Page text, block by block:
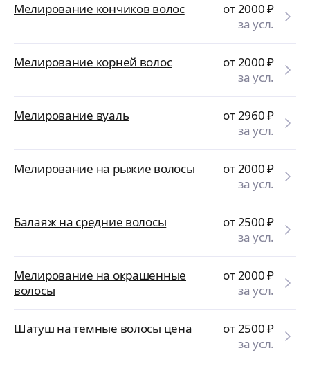
Мелирование кончиков волос от 2000₽
за усл.
Мелирование корней волос от 2000₽
за усл.
Мелирование вуаль от 2960₽
за усл.
Мелирование на рыжие волосы от 2000₽
за усл.
Балаяж на средние волосы от 2500₽
за усл.
Мелирование на окрашенные
волосы
от 2000₽
за усл.
Шатуш на темные волосы цена от 2500₽
за усл.